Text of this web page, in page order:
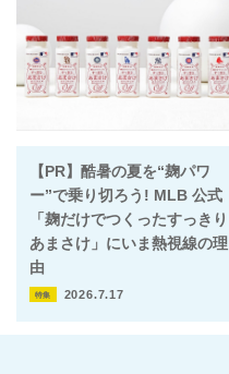
【PR】酷暑の夏を“麹パワ
ー”で乗り切ろう! MLB 公式
「麹だけでつくったすっきり
あまさけ」にいま熱視線の理
由
特集 2026.7.17